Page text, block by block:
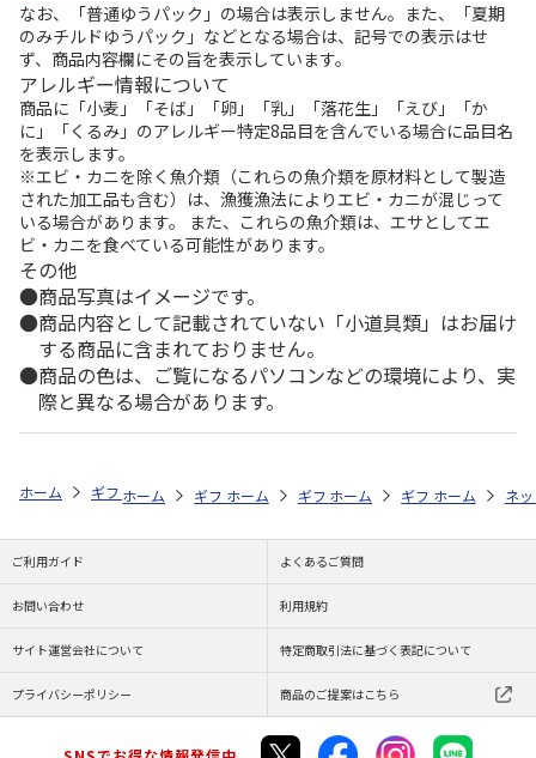
なお、「普通ゆうパック」の場合は表示しません。また、「夏期
のみチルドゆうパック」などとなる場合は、記号での表示はせ
ず、商品内容欄にその旨を表示しています。
アレルギー情報について
商品に「小麦」「そば」「卵」「乳」「落花生」「えび」「か
に」「くるみ」のアレルギー特定8品目を含んでいる場合に品目名
を表示します。
※エビ・カニを除く魚介類（これらの魚介類を原材料として製造
された加工品も含む）は、漁獲漁法によりエビ・カニが混じって
いる場合があります。 また、これらの魚介類は、エサとしてエ
ビ・カニを食べている可能性があります。
その他
商品写真はイメージです。
商品内容として記載されていない「小道具類」はお届け
する商品に含まれておりません。
商品の色は、ご覧になるパソコンなどの環境により、実
際と異なる場合があります。
ホーム ギフトストア お中元・夏ギフト特集 2026 ハム・お肉 ＜
ホーム ギフトストア お中元・夏ギフト特集 2026
ホーム ギフトストア お中元・夏ギフト
ホーム ギフトストア お
ホーム ネ
ご利用ガイド よくあるご質問
お問い合わせ 利用規約
サイト運営会社について 特定商取引法に基づく表記について
プライバシーポリシー 商品のご提案はこちら